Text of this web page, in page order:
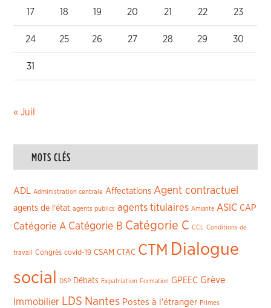
17 18 19 20 21 22 23
24 25 26 27 28 29 30
31
« Juil
MOTS CLÉS
ADL Administration centrale Affectations Agent contractuel
agents de l'état agents publics agents titulaires Amiante ASIC CAP
Catégorie A Catégorie B Catégorie C CCL Conditions de
travail Congrès covid-19 CSAM CTAC CTM Dialogue
social
DSP Débats Expatriation Formation GPEEC Grève
Immobilier LDS Nantes Postes à l'étranger Primes